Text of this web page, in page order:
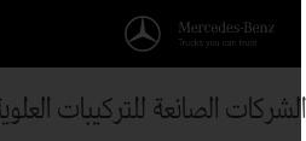
الصانعة للتركيبات